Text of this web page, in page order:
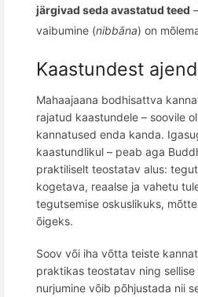
järgivad seda avastatud teed
vaibumine (nibbāna) on
Kaastundest
Mahaajaana bodhisattva
rajatud kaastundele – soovile
kannatused enda kanda.
kaastundlikul – peab aga
praktiliselt teostatav alus:
kogetava, reaalse ja vahetu
tegutsemise oskuslikuks,
õigeks.
Soov või iha võtta teiste
praktikas teostatav ning
nurjumine võib põhjustada nii